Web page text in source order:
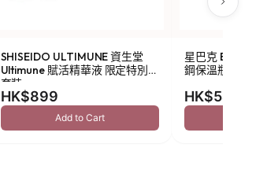
SHISEIDO ULTIMUNE 資生堂
Ultimune 賦活精華液 限定特別
套裝
HK$899
Add to Cart
星巴克 Been
鋼保溫瓶 473ml
HK$549